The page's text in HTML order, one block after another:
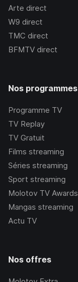
Arte direct
W9 direct
TMC direct
BFMTV direct
Nos programmes
Programme TV
TV Replay
TV Gratuit
Films streaming
Séries streaming
Sport streaming
Molotov TV Awards
Mangas streaming
Actu TV
Nos offres